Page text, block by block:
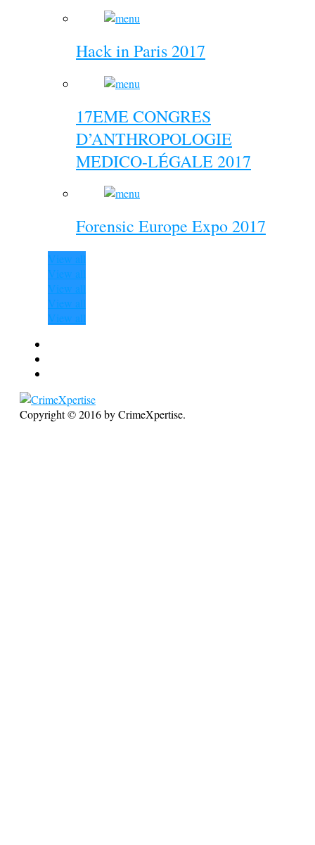
Hack in Paris 2017
17EME CONGRES
D’ANTHROPOLOGIE
MEDICO-LÉGALE 2017
Forensic Europe Expo 2017
View all
View all
View all
View all
View all
Copyright © 2016 by CrimeXpertise.